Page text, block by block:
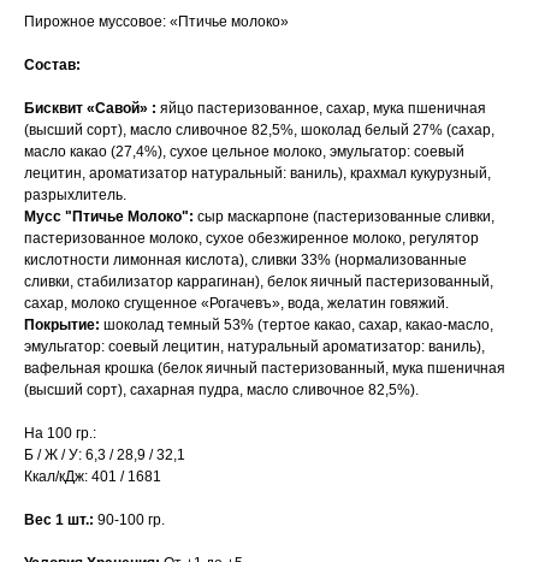
Пирожное муссовое: «Птичье молоко»
Состав:
Бисквит «Савой» : яйцо пастеризованное, сахар, мука пшеничная
(высший сорт), масло сливочное 82,5%, шоколад белый 27% (сахар,
масло какао (27,4%), сухое цельное молоко, эмульгатор: соевый
лецитин, ароматизатор натуральный: ваниль), крахмал кукурузный,
разрыхлитель.
Мусс "Птичье Молоко": сыр маскарпоне (пастеризованные сливки,
пастеризованное молоко, сухое обезжиренное молоко, регулятор
кислотности лимонная кислота), сливки 33% (нормализованные
сливки, стабилизатор каррагинан), белок яичный пастеризованный,
сахар, молоко сгущенное «Рогачевъ», вода, желатин говяжий.
Покрытие: шоколад темный 53% (тертое какао, сахар, какао-масло,
эмульгатор: соевый лецитин, натуральный ароматизатор: ваниль),
вафельная крошка (белок яичный пастеризованный, мука пшеничная
(высший сорт), сахарная пудра, масло сливочное 82,5%).
На 100 гр.:
Б / Ж / У: 6,3 / 28,9 / 32,1
Ккал/кДж: 401 / 1681
Вес 1 шт.: 90-100 гр.